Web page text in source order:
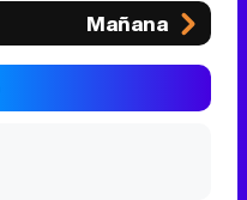
Mañana